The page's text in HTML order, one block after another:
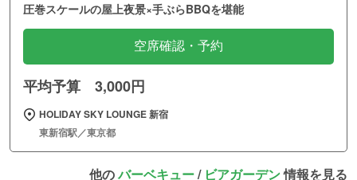
圧巻スケールの屋上夜景×手ぶらBBQを堪能
空席確認・予約
平均予算 3,000円
HOLIDAY SKY LOUNGE 新宿
東新宿駅／東京都
他のバーベキュー/ ビアガーデン情報を見る